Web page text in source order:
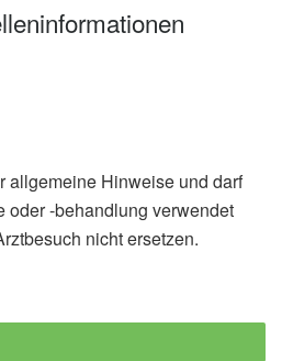
Dae Young Cheon, et al.:
Metabolic Syndrome
allgemeine Hinweise und darf
oder -behandlung verwendet
nicht ersetzen.